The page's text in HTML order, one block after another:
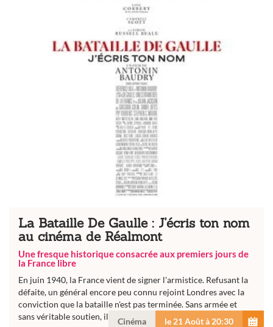
La Bataille De Gaulle : J'écris ton nom
au cinéma de Réalmont
Une fresque historique consacrée aux premiers jours de
la France libre
En juin 1940, la France vient de signer l'armistice. Refusant la
défaite, un général encore peu connu rejoint Londres avec la
conviction que la bataille n'est pas terminée. Sans armée et
sans véritable soutien, il entreprend de convaincre que...
Cinéma le 21 Août à 20:30